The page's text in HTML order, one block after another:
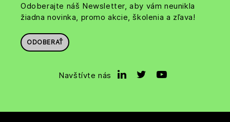
Odoberajte náš Newsletter, aby vám neunikla
žiadna novinka, promo akcie, školenia a zľava!
ODOBERAŤ
Navštívte nás